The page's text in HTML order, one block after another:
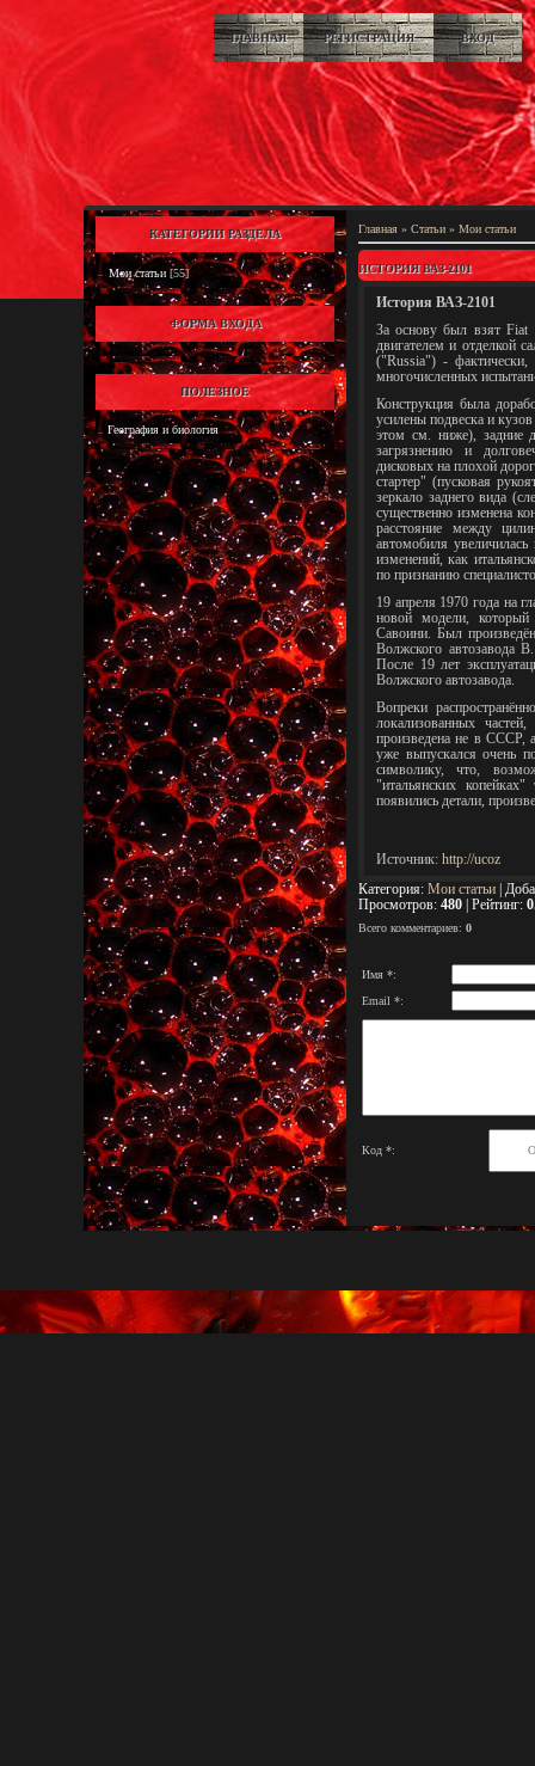
ГЛАВНАЯ РЕГИСТРАЦИЯ ВХОД
КАТЕГОРИИ РАЗДЕЛА
Мои статьи [55]
ФОРМА ВХОДА
ПОЛЕЗНОЕ
География и биология
Главная » Статьи » Мои статьи
ИСТОРИЯ ВАЗ-2101
История ВАЗ-2101
За основу был взят Fiat
двигателем и отделкой
("Russia") - фактически,
многочисленных
Конструкция была
усилены подвеска и
этом см. ниже), задние
загрязнению и
дисковых на плохой
стартер" (пусковая
зеркало заднего вида
существенно изменена
расстояние между
автомобиля
изменений, как
по признанию
19 апреля 1970 года на
новой модели, который
Савоини. Был
Волжского
После 19 лет
Волжского автозавода.
Вопреки
локализованных
произведена не в СССР,
уже выпускался очень
символику, что,
"итальянских копейках"
появились детали,
Источник: http://ucoz
Категория: Мои статьи
Просмотров: 480 Рейтинг:
Всего комментариев: 0
Имя *:
Email *:
Код *: